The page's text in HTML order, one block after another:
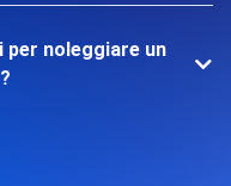
per noleggiare un